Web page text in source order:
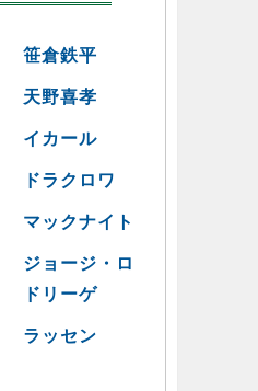
笹倉鉄平
天野喜孝
イカール
ドラクロワ
マックナイト
ジョージ・ロ
ドリーゲ
ラッセン